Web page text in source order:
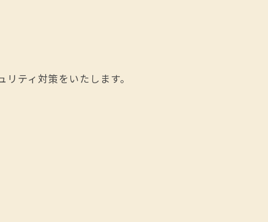
ティ対策をいたします。